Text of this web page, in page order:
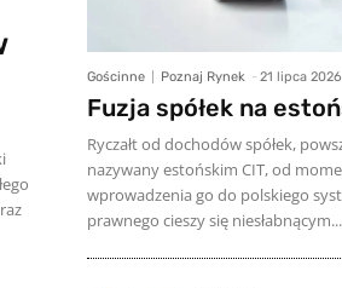
Gościnne Poznaj Rynek - 21 lipca 2026
Fuzja spółek na
Ryczałt od dochodów spółek,
nazywany estońskim CIT, od
wprowadzenia go do polskiego
prawnego cieszy się niesłabnącym...